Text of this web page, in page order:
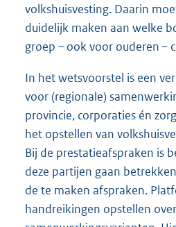
volkshuisvesting. Daarin
duidelijk maken aan welke
groep – ook voor ouderen –
In het wetsvoorstel is een
voor (regionale)
provincie, corporaties én
het opstellen van
Bij de prestatieafspraken is
deze partijen gaan
de te maken afspraken.
handreikingen opstellen